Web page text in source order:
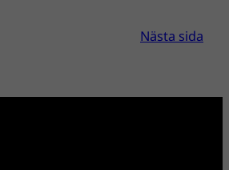
Nästa sida